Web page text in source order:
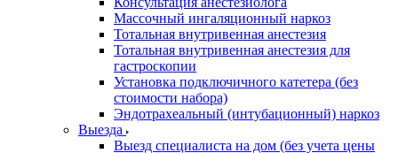
Массочный ингаляционный наркоз
Тотальная внутривенная анестезия
Тотальная внутривенная анестезия для
гастроскопии
Установка подключичного катетера (без
стоимости набора)
Эндотрахеальный (интубационный) наркоз
Выезда
Выезд специалиста на дом (без учета цены